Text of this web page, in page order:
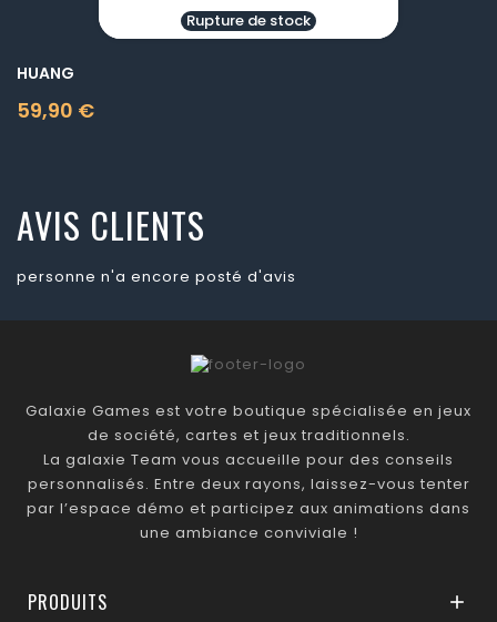
Rupture de stock
HUANG
59,90 €
Prix
AVIS CLIENTS
personne n'a encore posté d'avis
Galaxie Games est votre boutique spécialisée en jeux
de société, cartes et jeux traditionnels.
La galaxie Team vous accueille pour des conseils
personnalisés. Entre deux rayons, laissez-vous tenter
par l’espace démo et participez aux animations dans
une ambiance conviviale !
PRODUITS 